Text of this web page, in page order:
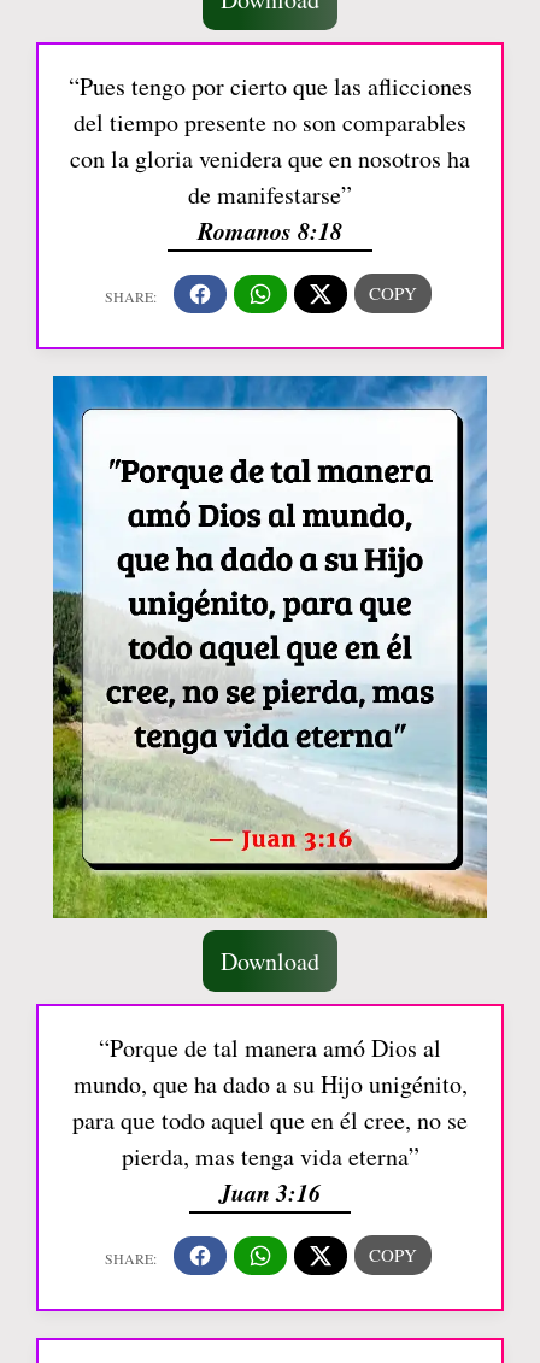
“Pues tengo por cierto que las aflicciones
del tiempo presente no son comparables
con la gloria venidera que en nosotros ha
de manifestarse”
Romanos 8:18
Download
“Porque de tal manera amó Dios al
mundo, que ha dado a su Hijo unigénito,
para que todo aquel que en él cree, no se
pierda, mas tenga vida eterna”
Juan 3:16